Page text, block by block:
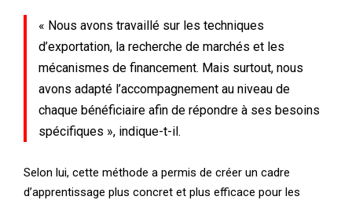
« Nous avons travaillé sur les techniques
d’exportation, la recherche de marchés et les
mécanismes de financement. Mais surtout, nous
avons adapté l’accompagnement au niveau de
chaque bénéficiaire afin de répondre à ses besoins
spécifiques », indique-t-il.
Selon lui, cette méthode a permis de créer un cadre
d’apprentissage plus concret et plus efficace pour les